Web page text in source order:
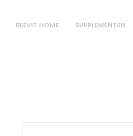
BEEVIT HOME SUPPLEMENTEN